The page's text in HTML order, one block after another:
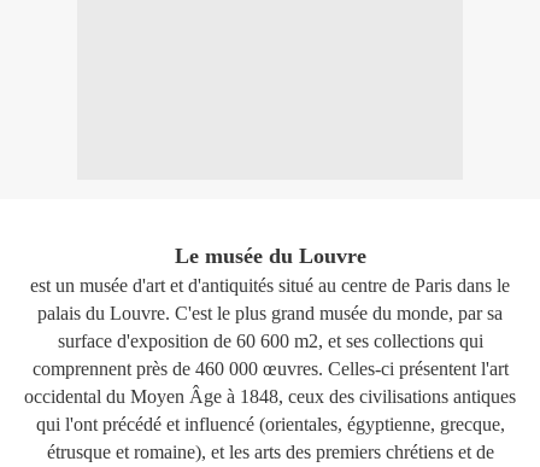
Le musée du Louvre
est un musée d'art et d'antiquités situé au centre de Paris dans le
palais du Louvre. C'est le plus grand musée du monde, par sa
surface d'exposition de 60 600 m2, et ses collections qui
comprennent près de 460 000 œuvres. Celles-ci présentent l'art
occidental du Moyen Âge à 1848, ceux des civilisations antiques
qui l'ont précédé et influencé (orientales, égyptienne, grecque,
étrusque et romaine), et les arts des premiers chrétiens et de